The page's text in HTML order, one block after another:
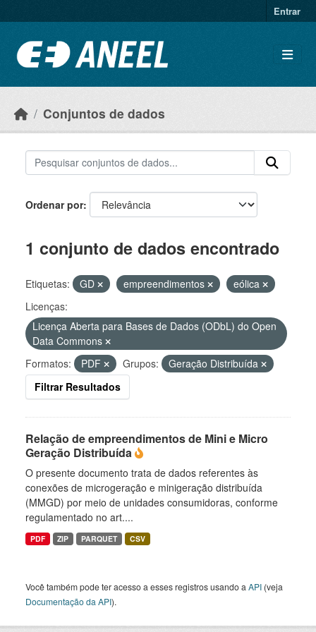
Entrar
Conjuntos de dados
Ordenar por
1 conjunto de dados encontrado
Etiquetas: GD empreendimentos
eólica
Licenças:
Licença Aberta para Bases de Dados (ODbL) do Open
Data Commons
Formatos:
PDF Grupos:
Geração Distribuída
Filtrar Resultados
Relação de empreendimentos de Mini e Micro
Geração Distribuída
O presente documento trata de dados referentes às
conexões de microgeração e minigeração distribuída
(MMGD) por meio de unidades consumidoras, conforme
regulamentado no art....
PDF ZIP PARQUET CSV
Você também pode ter acesso a esses registros usando a API (veja
Documentação da API).